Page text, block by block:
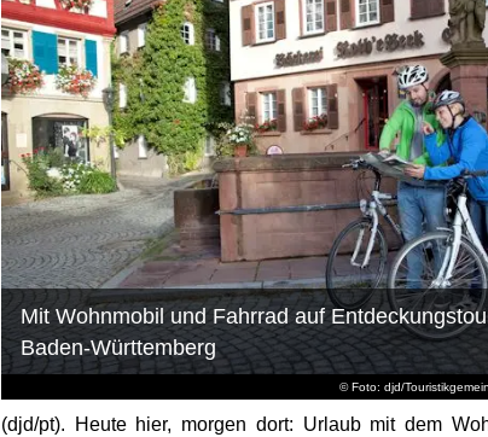
© Foto: djd/
Mit Wohnmobil und Fahrrad auf
Baden-Württemberg
(djd/pt). Heute hier, morgen dort: Urlaub mit dem